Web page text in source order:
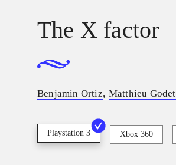
The X factor
Benjamin Ortiz, Matthieu Godet
Playstation 3 Xbox 360